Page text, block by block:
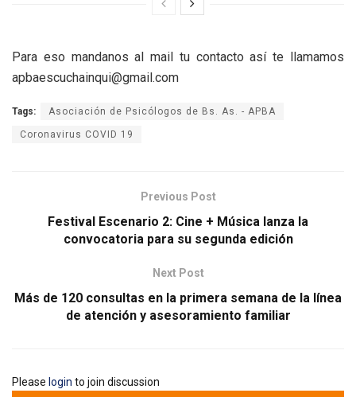
Para eso mandanos al mail tu contacto así te llamamos
apbaescuchainqui@gmail.com
Tags: Asociación de Psicólogos de Bs. As. - APBA
Coronavirus COVID 19
Previous Post
Festival Escenario 2: Cine + Música lanza la
convocatoria para su segunda edición
Next Post
Más de 120 consultas en la primera semana de la línea
de atención y asesoramiento familiar
Please login to join discussion